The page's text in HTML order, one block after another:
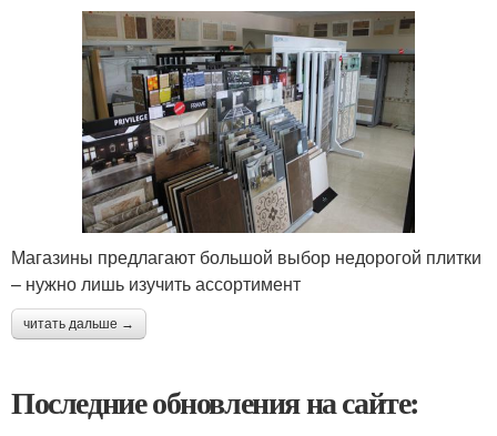
Магазины предлагают большой выбор недорогой плитки
– нужно лишь изучить ассортимент
читать дальше →
Последние обновления на сайте: